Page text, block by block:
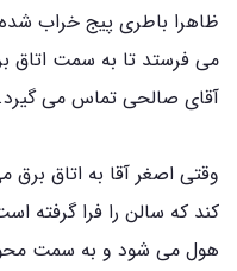
ظاهرا باطری پیج خراب شده
می فرستد تا به سمت اتاق
آقای صالحی تماس می
وقتی اصغر آقا به اتاق
کند که سالن را فرا گرفته
هول می شود و به سمت